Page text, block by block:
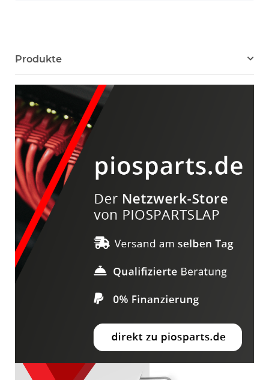
Produkte